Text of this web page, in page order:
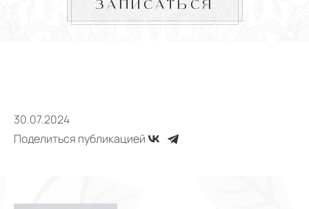
ЗАПИСАТЬСЯ
30.07.2024
Поделиться публикацией